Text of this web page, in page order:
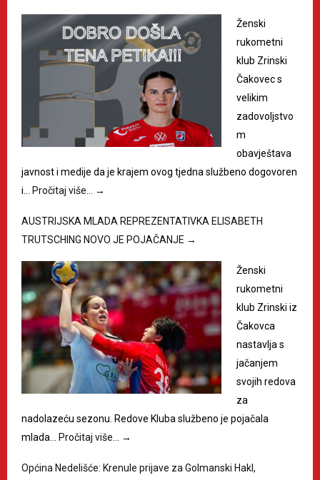
Ženski
rukometni
klub Zrinski
Čakovec s
velikim
zadovoljstvo
m
obavještava
javnost i medije da je krajem ovog tjedna službeno dogovoren
i… Pročitaj više… →
AUSTRIJSKA MLADA REPREZENTATIVKA ELISABETH
TRUTSCHING NOVO JE POJAČANJE →
Ženski
rukometni
klub Zrinski iz
Čakovca
nastavlja s
jačanjem
svojih redova
za
nadolazeću sezonu. Redove Kluba službeno je pojačala
mlada… Pročitaj više… →
Općina Nedelišće: Krenule prijave za Golmanski Hakl,